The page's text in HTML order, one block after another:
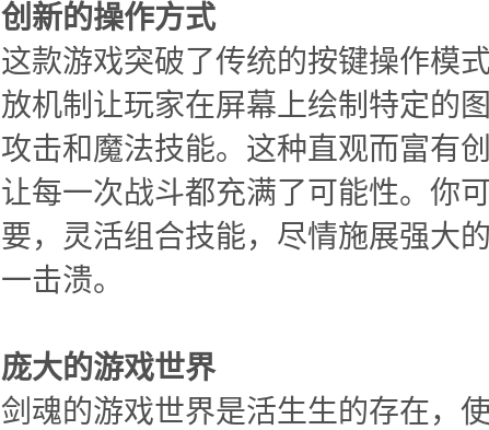
创新的操作方式
这款游戏突破了传统的按键操作模
放机制让玩家在屏幕上绘制特定的
攻击和魔法技能。这种直观而富有
让每一次战斗都充满了可能性。你
要，灵活组合技能，尽情施展强大
一击溃。
庞大的游戏世界
剑魂的游戏世界是活生生的存在，